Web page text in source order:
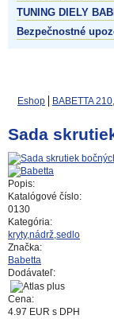
TUNING DIELY
Bezpečnostné
Eshop
BABETTA
Sada
Popis:
Katalógové číslo:
0130
Kategória:
kryty,nádrž,sedlo
Značka:
Babetta
Dodávateľ:
Cena:
4.97 EUR s DPH